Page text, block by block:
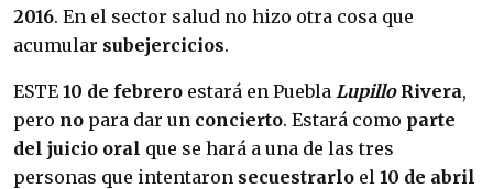
2016. En el sector salud no hizo otra cosa que
acumular subejercicios.
ESTE 10 de febrero estará en Puebla Lupillo Rivera,
pero no para dar un concierto. Estará como parte
del juicio oral que se hará a una de las tres
personas que intentaron secuestrarlo el 10 de abril